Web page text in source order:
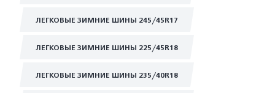
ЛЕГКОВЫЕ ЗИМНИЕ ШИНЫ 245/45R17
ЛЕГКОВЫЕ ЗИМНИЕ ШИНЫ 225/45R18
ЛЕГКОВЫЕ ЗИМНИЕ ШИНЫ 235/40R18